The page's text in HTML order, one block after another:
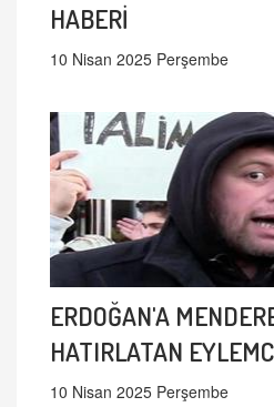
HABERİ
10 Nisan 2025 Perşembe
ERDOĞAN'A
HATIRLATAN
10 Nisan 2025 Perşembe